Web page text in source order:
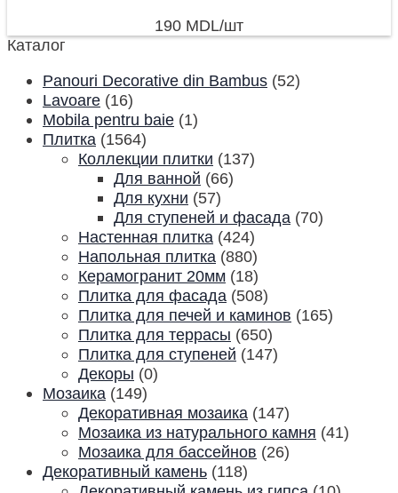
190 MDL/шт
Каталог
Panouri Decorative din Bambus (52)
Lavoare (16)
Mobila pentru baie (1)
Плитка (1564)
Коллекции плитки (137)
Для ванной (66)
Для кухни (57)
Для ступеней и фасада (70)
Настенная плитка (424)
Напольная плитка (880)
Керамогранит 20мм (18)
Плитка для фасада (508)
Плитка для печей и каминов (165)
Плитка для террасы (650)
Плитка для ступеней (147)
Декоры (0)
Мозаика (149)
Декоративная мозаика (147)
Мозаика из натурального камня (41)
Мозаика для бассейнов (26)
Декоративный камень (118)